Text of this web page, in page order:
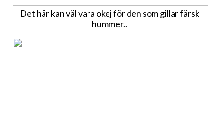
Det här kan väl vara okej för den som gillar färsk
hummer..